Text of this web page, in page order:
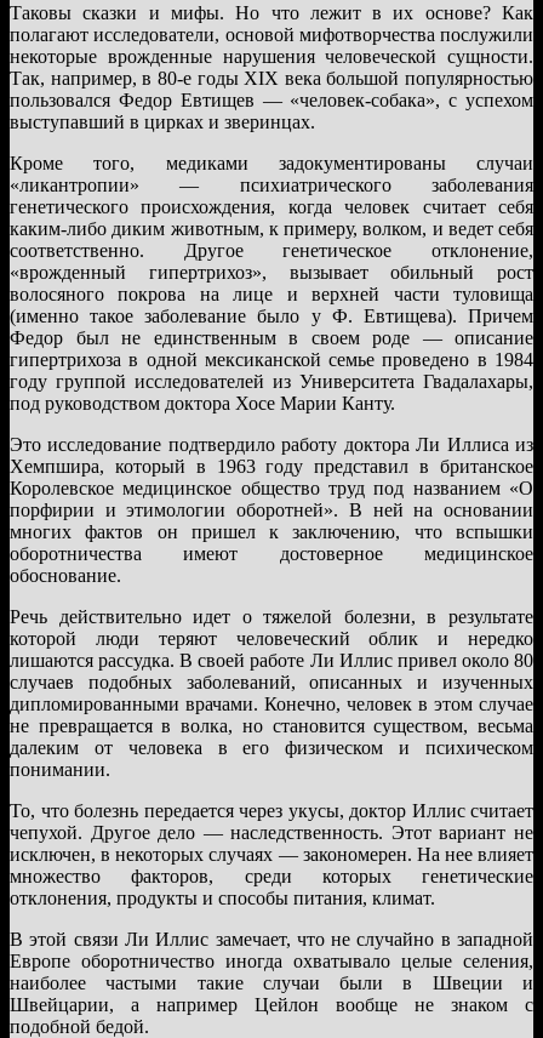
Таковы сказки и мифы. Но что лежит в их основе? Как
полагают исследователи, основой мифотворчества послужили
некоторые врожденные нарушения человеческой сущности.
Так, например, в 80-е годы XIX века большой популярностью
пользовался Федор Евтищев — «человек-собака», с успехом
выступавший в цирках и зверинцах.
Кроме того, медиками задокументированы случаи
«ликантропии» — психиатрического заболевания
генетического происхождения, когда человек считает себя
каким-либо диким животным, к примеру, волком, и ведет себя
соответственно. Другое генетическое отклонение,
«врожденный гипертрихоз», вызывает обильный рост
волосяного покрова на лице и верхней части туловища
(именно такое заболевание было у Ф. Евтищева). Причем
Федор был не единственным в своем роде — описание
гипертрихоза в одной мексиканской семье проведено в 1984
году группой исследователей из Университета Гвадалахары,
под руководством доктора Хосе Марии Канту.
Это исследование подтвердило работу доктора Ли Иллиса из
Хемпшира, который в 1963 году представил в британское
Королевское медицинское общество труд под названием «О
порфирии и этимологии оборотней». В ней на основании
многих фактов он пришел к заключению, что вспышки
оборотничества имеют достоверное медицинское
обоснование.
Речь действительно идет о тяжелой болезни, в результате
которой люди теряют человеческий облик и нередко
лишаются рассудка. В своей работе Ли Иллис привел около 80
случаев подобных заболеваний, описанных и изученных
дипломированными врачами. Конечно, человек в этом случае
не превращается в волка, но становится существом, весьма
далеким от человека в его физическом и психическом
понимании.
То, что болезнь передается через укусы, доктор Иллис считает
чепухой. Другое дело — наследственность. Этот вариант не
исключен, в некоторых случаях — закономерен. На нее влияет
множество факторов, среди которых генетические
отклонения, продукты и способы питания, климат.
В этой связи Ли Иллис замечает, что не случайно в западной
Европе оборотничество иногда охватывало целые селения,
наиболее частыми такие случаи были в Швеции и
Швейцарии, а например Цейлон вообще не знаком с
подобной бедой.